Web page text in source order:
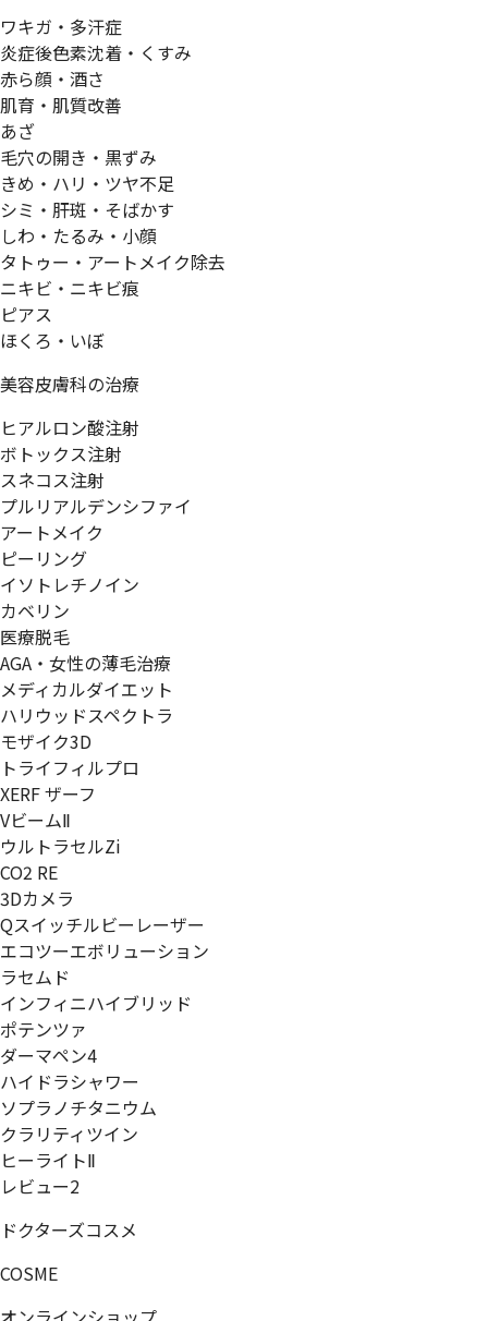
ワキガ・多汗症
炎症後色素沈着・くすみ
赤ら顔・酒さ
肌育・肌質改善
あざ
毛穴の開き・黒ずみ
きめ・ハリ・ツヤ不足
シミ・肝斑・そばかす
しわ・たるみ・小顔
タトゥー・アートメイク除去
ニキビ・ニキビ痕
ピアス
ほくろ・いぼ
美容皮膚科の治療
ヒアルロン酸注射
ボトックス注射
スネコス注射
プルリアルデンシファイ
アートメイク
ピーリング
イソトレチノイン
カベリン
医療脱毛
AGA・女性の薄毛治療
メディカルダイエット
ハリウッドスペクトラ
モザイク3D
トライフィルプロ
XERF ザーフ
VビームⅡ
ウルトラセルZi
CO2 RE
3Dカメラ
Qスイッチルビーレーザー
エコツーエボリューション
ラセムド
インフィニハイブリッド
ポテンツァ
ダーマペン4
ハイドラシャワー
ソプラノチタニウム
クラリティツイン
ヒーライトⅡ
レビュー2
ドクターズコスメ
COSME